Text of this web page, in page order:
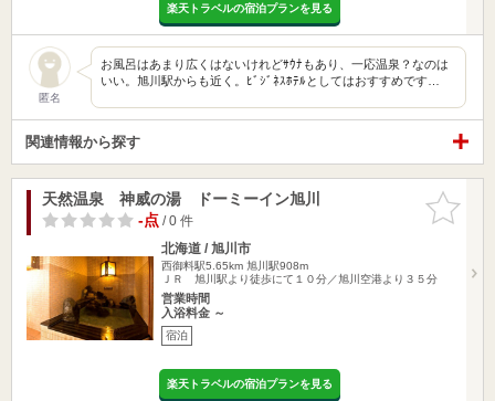
楽天トラベルの宿泊プランを見る
匿名
お風呂はあまり広くはないけれどｻｳﾅもあり、一応温泉？なのは
いい。旭川駅からも近く。ﾋﾞｼﾞﾈｽﾎﾃﾙとしてはおすすめです…
関連情報から探す
お気に入
りに追加
天然温泉 神威の湯 ドーミーイン旭川
-点/ 0 件
北海道 / 旭川市
西御料駅5.65km 旭川駅908m
ＪＲ 旭川駅より徒歩にて１０分／旭川空港より３５分
営業時間
入浴料金 ～
宿泊
楽天トラベルの宿泊プランを見る